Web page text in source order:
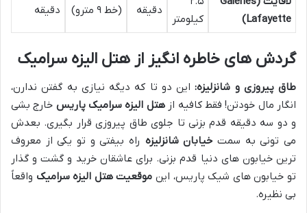
Lafayette)
کیلومتر
دقیقه (خط ۹ مترو) دقیقه
گردش های خاطره انگیز از هتل الیزه سرامیک
طاق پیروزی و شانزلیزه:این دو تا که دیگه نیازی به گفتن ندارن،
انگار مال خودتن! فقط کافیه ازهتل الیزه سرامیک پاریس خارج بشی
و دو سه دقیقه قدم بزنی تا جلوی طاق پیروزی قرار بگیری. بعدش
می تونی به سمت خیابان شانزلیزه راه بیفتی و تو یکی از معروف
ترین خیابون های دنیا قدم بزنی. برای عاشقان خرید و گشت و گذار
تو خیابون های شیک پاریس، این موقعیت هتل الیزه سرامیک واقعاً
بی نظیره.